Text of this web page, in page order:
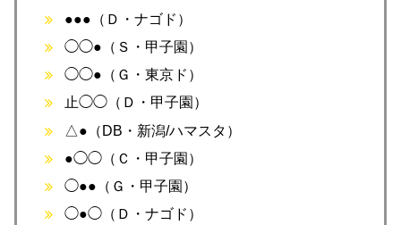
●●●（Ｄ・ナゴド）
◯◯●（Ｓ・甲子園）
◯◯●（Ｇ・東京ド）
止◯◯（Ｄ・甲子園）
△●（DB・新潟/ハマスタ）
●◯◯（Ｃ・甲子園）
◯●●（Ｇ・甲子園）
◯●◯（Ｄ・ナゴド）